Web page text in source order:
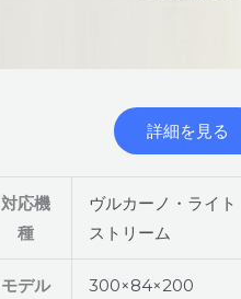
詳細を見る
対応機
種
ヴルカーノ・ライト
ストリーム
モデル 300×84×200